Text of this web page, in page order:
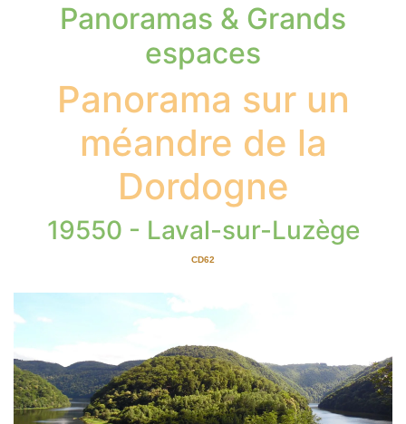
Panoramas & Grands
espaces
Panorama sur un
méandre de la
Dordogne
19550 - Laval-sur-Luzège
CD62